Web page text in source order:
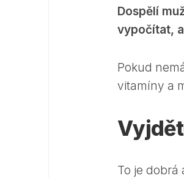
Dospělí
vypočítat,
Pokud
vitamíny a
To je dobrá